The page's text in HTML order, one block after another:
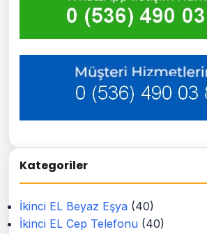
Kategoriler
İkinci EL Beyaz Eşya (40)
İkinci EL Cep Telefonu (40)